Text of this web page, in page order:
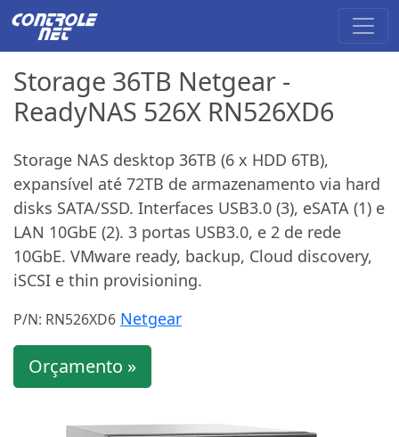
Storage 36TB Netgear -
ReadyNAS 526X RN526XD6
Storage NAS desktop 36TB (6 x HDD 6TB),
expansível até 72TB de armazenamento via hard
disks SATA/SSD. Interfaces USB3.0 (3), eSATA (1) e
LAN 10GbE (2). 3 portas USB3.0, e 2 de rede
10GbE. VMware ready, backup, Cloud discovery,
iSCSI e thin provisioning.
P/N: RN526XD6 Netgear
Orçamento »